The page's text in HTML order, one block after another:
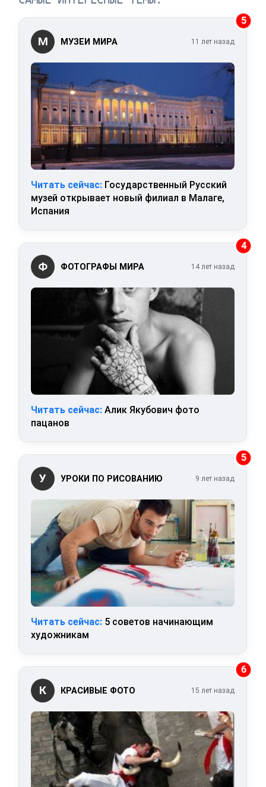
5
М МУЗЕИ МИРА 11 лет назад
Читать сейчас: Государственный Русский
музей открывает новый филиал в Малаге,
Испания
4
Ф ФОТОГРАФЫ МИРА 14 лет назад
Читать сейчас: Алик Якубович фото
пацанов
5
У УРОКИ ПО РИСОВАНИЮ 9 лет назад
Читать сейчас: 5 советов начинающим
художникам
6
К КРАСИВЫЕ ФОТО 15 лет назад